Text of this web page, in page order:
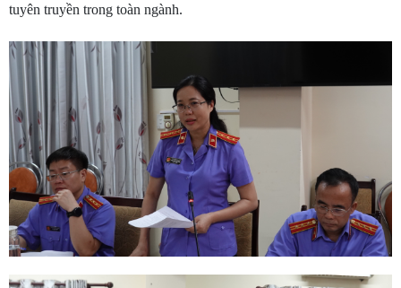
tuyên truyền trong toàn ngành.